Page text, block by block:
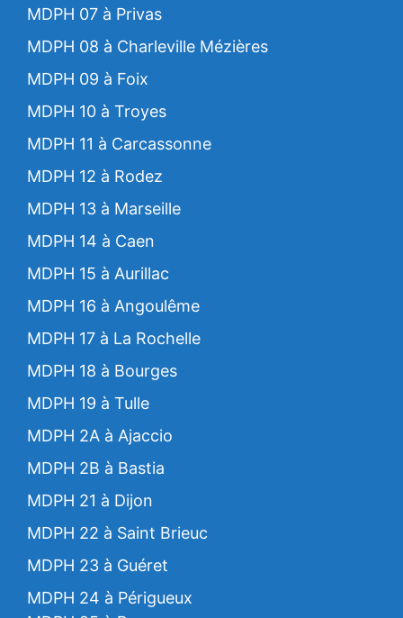
MDPH 07 à Privas
MDPH 08 à Charleville Mézières
MDPH 09 à Foix
MDPH 10 à Troyes
MDPH 11 à Carcassonne
MDPH 12 à Rodez
MDPH 13 à Marseille
MDPH 14 à Caen
MDPH 15 à Aurillac
MDPH 16 à Angoulême
MDPH 17 à La Rochelle
MDPH 18 à Bourges
MDPH 19 à Tulle
MDPH 2A à Ajaccio
MDPH 2B à Bastia
MDPH 21 à Dijon
MDPH 22 à Saint Brieuc
MDPH 23 à Guéret
MDPH 24 à Périgueux